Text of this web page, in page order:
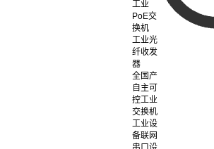
工业
PoE交
换机
工业光
纤收发
器
全国产
自主可
控工业
交换机
工业设
备联网